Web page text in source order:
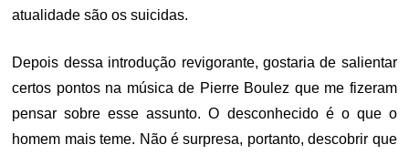
atualidade são os suicidas.
Depois dessa introdução revigorante, gostaria de salientar
certos pontos na música de Pierre Boulez que me fizeram
pensar sobre esse assunto. O desconhecido é o que o
homem mais teme. Não é surpresa, portanto, descobrir que